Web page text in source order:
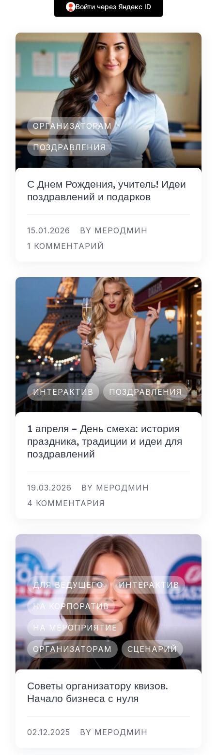
Войти через Яндекс ID
ОРГАНИЗАТОРАМ
ПОЗДРАВЛЕНИЯ
С Днем Рождения, учитель! Идеи
поздравлений и подарков
15.01.2026
BY МЕРОДМИН
1 КОММЕНТАРИЙ
ИНТЕРАКТИВ ПОЗДРАВЛЕНИЯ
1 апреля – День смеха: история
праздника, традиции и идеи для
поздравлений
19.03.2026
BY МЕРОДМИН
4 КОММЕНТАРИЯ
ДЛЯ ВЕДУЩЕГО ИНТЕРАКТИВ
НА КОРПОРАТИВ
НА МЕРОПРИЯТИЕ
ОРГАНИЗАТОРАМ СЦЕНАРИЙ
Советы организатору квизов.
Начало бизнеса с нуля
02.12.2025 BY МЕРОДМИН